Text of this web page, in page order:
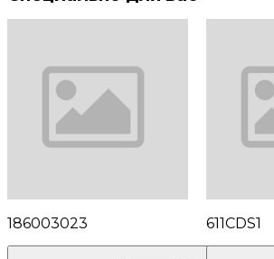
186003023 611CDS1